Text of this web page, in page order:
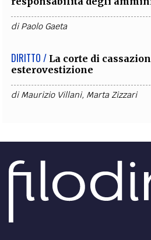
diPaolo Gaeta
DIRITTO / La corte di
esterovestizione
diMaurizio Villani, Marta Zizzari